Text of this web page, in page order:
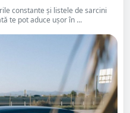
constante și listele de sarcini
te pot aduce ușor în ...